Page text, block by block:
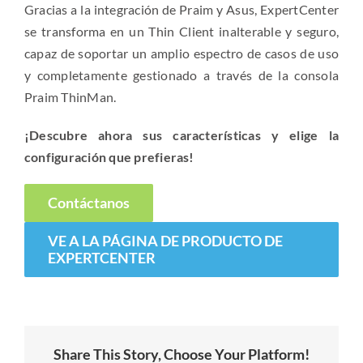
Gracias a la integración de Praim y Asus, ExpertCenter
se transforma en un Thin Client inalterable y seguro,
capaz de soportar un amplio espectro de casos de uso
y completamente gestionado a través de la consola
Praim ThinMan.
¡Descubre ahora sus características y elige la
configuración que prefieras!
Contáctanos
VE A LA PÁGINA DE PRODUCTO DE
EXPERTCENTER
Share This Story, Choose Your Platform!